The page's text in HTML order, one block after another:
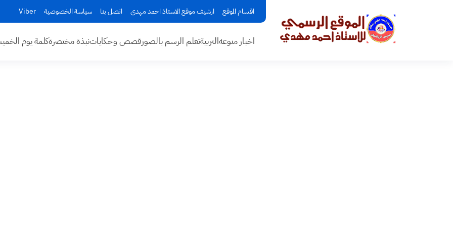
اقسام الموقع ارشيف موقع الاستاذ احمد مهدي اتصل بنا سياسة الخصوصية Viber
اخبار منوعهالتربيةتعلم الرسم بالصورقصص وحكاياتنبذة مختصرةكلمة يوم